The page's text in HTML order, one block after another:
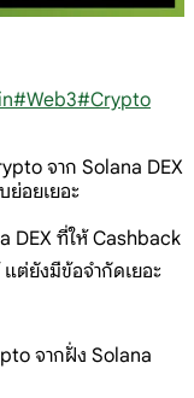
#Web3#Crypto
จาก Solana DEX
อยเยอะ
DEX ที่ให้ Cashback
ต่ยังมีข้อจำกัดเยอะ
จากฝั่ง Solana